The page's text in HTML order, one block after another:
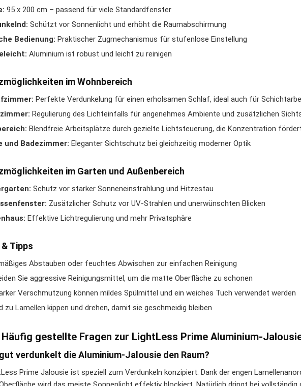
95 x 200 cm – passend für viele Standardfenster
Schützt vor Sonnenlicht und erhöht die Raumabschirmung
Bedienung: Praktischer Zugmechanismus für stufenlose Einstellung
Aluminium ist robust und leicht zu reinigen
im Wohnbereich
Perfekte Verdunkelung für einen erholsamen Schlaf, ideal auch für
Regulierung des Lichteinfalls für angenehmes Ambiente und zusätzlichen
Blendfreie Arbeitsplätze durch gezielte Lichtsteuerung, die Konzentration
und Badezimmer: Eleganter Sichtschutz bei gleichzeitig moderner Optik
im Garten und Außenbereich
Schutz vor starker Sonneneinstrahlung und Hitzestau
Zusätzlicher Schutz vor UV-Strahlen und unerwünschten Blicken
Effektive Lichtregulierung und mehr Privatsphäre
Tipps
Abstauben oder feuchtes Abwischen zur einfachen Reinigung
Sie aggressive Reinigungsmittel, um die matte Oberfläche zu schonen
Verschmutzung können mildes Spülmittel und ein weiches Tuch verwendet werden
zu Lamellen kippen und drehen, damit sie geschmeidig bleiben
Häufig gestellte Fragen zur LightLess Prime Aluminium-
verdunkelt die Aluminium-Jalousie den Raum?
Prime Jalousie ist speziell zum Verdunkeln konzipiert. Dank der engen